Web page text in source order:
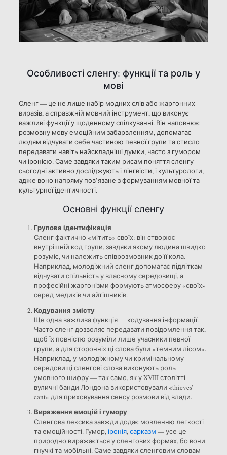
Особливості сленгу: функції та роль у
мові
Сленг — це не лише набір модних слів або жаргонних
виразів, а справжній мовний інструмент, що виконує
важливі функції у щоденному спілкуванні. Він наповнює
розмовну мову емоційним забарвленням, допомагає
людям відчувати себе частиною певної групи та стисло
передавати навіть найскладніші думки, часто з гумором
чи іронією. Саме завдяки таким рисам поняття сленгу
сьогодні активно досліджують і лінгвісти, і культурологи,
адже воно напряму пов’язане з формуванням мовної та
культурної ідентичності.
Основні функції сленгу
Групова ідентифікація
Сленг фактично «мітить» своїх: він створює
внутрішній код групи, завдяки якому людина швидко
розуміє, чи належить співрозмовник до її кола.
Наприклад, молодіжний сленг допомагає підліткам
відчувати спільність у власному середовищі, а
професійні жаргонізми формують атмосферу «своїх»
серед медиків чи айтішників.
Кодування змісту
Ще одна важлива функція — кодування інформації.
Часто сленг дозволяє передавати повідомлення так,
щоб їх повністю розуміли лише учасники певної
групи, а для сторонніх ці слова були «темним лісом».
Наприклад, у молодіжному чи кримінальному
середовищі сленгові слова виконують роль
умовного шифру — так само, як у XVIII столітті
вуличні банди Лондона використовували «thieves’
cant» для приховування сенсу розмови від влади.
Вираження емоцій і гумору
Сленгова лексика завжди додає мовленню легкості
та емоційності. Гумор, іронія,сарказм — усе це
природно виражається у сленгових формах, бо вони
гнучкі та мобільні. Саме завдяки сленговим словам